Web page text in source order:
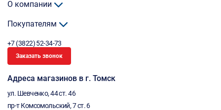
О компании
Покупателям
+7 (3822) 52-34-73
Заказать звонок
Адреса магазинов в г. Томск
ул. Шевченко, 44 ст. 46
пр-т Комсомольский, 7 ст. 6